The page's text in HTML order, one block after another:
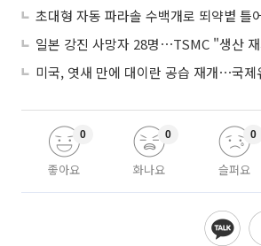
미국, 엿새 만에 대이란 공습 재개⋯국제
좋아요
0
화나요
0
슬퍼요
0